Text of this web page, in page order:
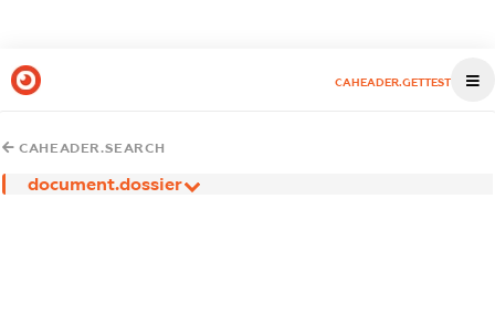
CAHEADER.GETTEST
CAHEADER.SEARCH
document.dossier